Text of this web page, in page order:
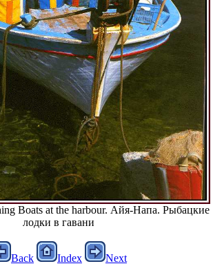
Boats at the harbour. Айя-Напа. Рыбацкие
лодки в гавани
Back Index Next